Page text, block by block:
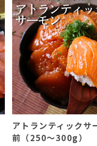
アトランティックサ
前（250～300g）